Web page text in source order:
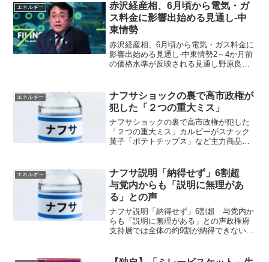
エネルギー
赤沢経産相、6月頃から電気・ガ
ス料金に影響出始める見通し-中
東情勢
赤沢経産相、6月頃から電気・ガス料金に
影響出始める見通し-中東情勢2～4か月前
の価格水準が反映される見通し野原良明
東情勢を背景とした原油価格上昇...
エネルギー
ナフサショックの裏で高市政権が
犯した「２つの重大ミス」
ナフサショックの裏で高市政権が犯した
「２つの重大ミス」カルビーがスナック
菓子「ポテトチップス」など主力商品の
変更の背景には、中東危機で印刷インク
の原料である溶剤や樹脂の...
エネルギー
ナフサ説明「納得せず」6割超
与党内からも「説明に無理があ
る」との声
ナフサ説明「納得せず」6割超 与党内か
らも「説明に無理がある」との声政権府
支持層では全体の約9割が納得できないと
が、国内での供給に問題はないと説明し